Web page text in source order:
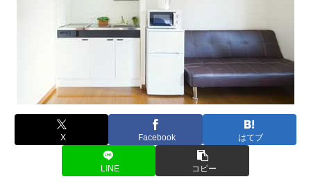
X Facebook はてブ
LINE コピー